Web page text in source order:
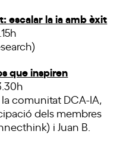
escalar la ia amb èxit
que inspiren
comunitat DCA-IA,
dels membres
i Juan B.